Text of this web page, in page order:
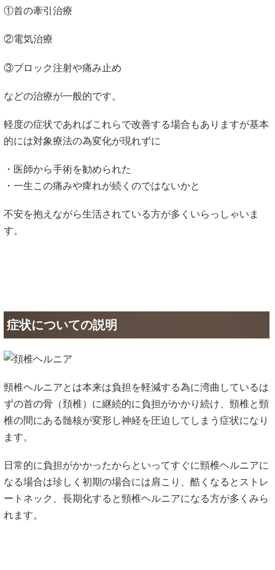
①首の牽引治療
②電気治療
③ブロック注射や痛み止め
などの治療が一般的です。
軽度の症状であればこれらで改善する場合もありますが基本
的には対象療法の為変化が現れずに
・ 医師から手術を勧められた
・一生この痛みや痺れが続くのではないかと
不安を抱えながら生活されている方が多くいらっしゃいま
す。
症状についての説明
頸椎ヘルニアとは本来は負担を軽減する為に湾曲しているは
ずの首の骨（頚椎）に継続的に負担がかかり続け、頸椎と頸
椎の間にある髄核が変形し神経を圧迫してしまう症状になり
ます。
日常的に負担がかかったからといってすぐに頸椎ヘルニアに
なる場合は珍しく初期の場合には肩こり、酷くなるとストレ
ートネック、長期化すると頸椎ヘルニアになる方が多くみら
れます。